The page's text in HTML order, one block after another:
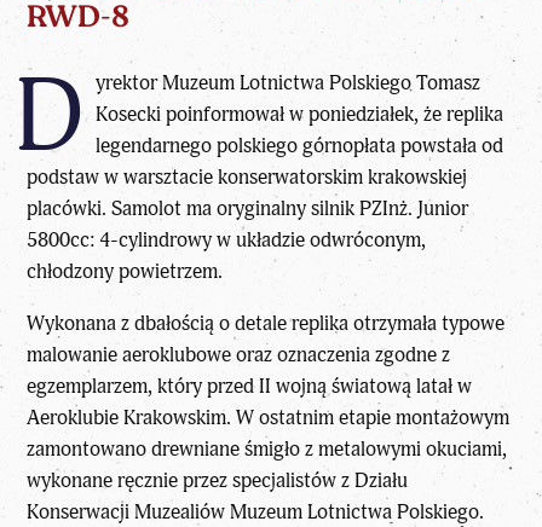
RWD-8
D yrektor Muzeum Lotnictwa Polskiego Tomasz
Kosecki poinformował w poniedziałek, że replika
legendarnego polskiego górnopłata powstała od
podstaw w warsztacie konserwatorskim krakowskiej
placówki. Samolot ma oryginalny silnik PZInż. Junior
5800cc: 4-cylindrowy w układzie odwróconym,
chłodzony powietrzem.
Wykonana z dbałością o detale replika otrzymała typowe
malowanie aeroklubowe oraz oznaczenia zgodne z
egzemplarzem, który przed II wojną światową latał w
Aeroklubie Krakowskim. W ostatnim etapie montażowym
zamontowano drewniane śmigło z metalowymi okuciami,
wykonane ręcznie przez specjalistów z Działu
Konserwacji Muzealiów Muzeum Lotnictwa Polskiego.